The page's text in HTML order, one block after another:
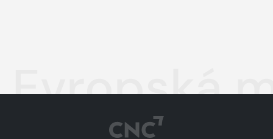
Evropská